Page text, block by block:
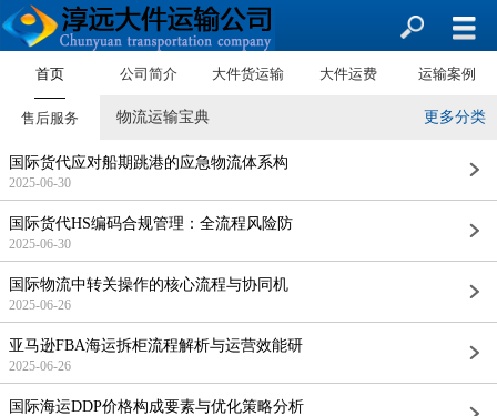
首页 公司简介 大件货运输 大件运费 运输案例
售后服务 更多分类
物流运输宝典
国际货代应对船期跳港的应急物流体系构
2025-06-30
国际货代HS编码合规管理：全流程风险防
2025-06-30
国际物流中转关操作的核心流程与协同机
2025-06-26
亚马逊FBA海运拆柜流程解析与运营效能研
2025-06-26
国际海运DDP价格构成要素与优化策略分析